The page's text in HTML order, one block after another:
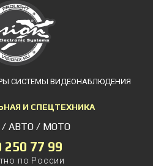
СИСТЕМЫ ВИДЕОНАБЛЮДЕНИЯ
И СПЕЦТЕХНИКА
/ АВТО / МОТО
250 77 99
по России